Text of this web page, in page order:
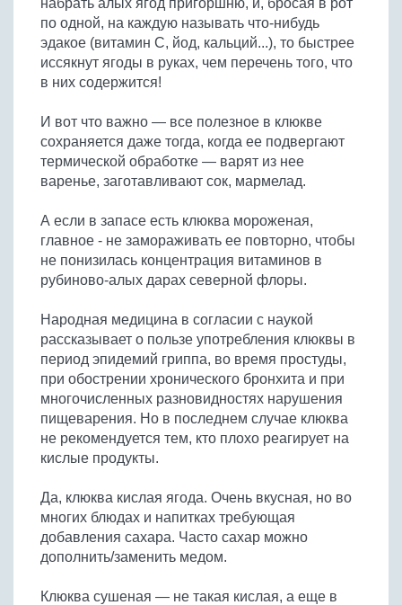
Бобовые
Яйца
Крупы
набрать алых ягод пригоршню, и, бросая в рот
по одной, на каждую называть что-нибудь
эдакое (витамин С, йод, кальций...), то быстрее
иссякнут ягоды в руках, чем перечень того, что
в них содержится!
И вот что важно — все полезное в клюкве
сохраняется даже тогда, когда ее подвергают
термической обработке — варят из нее
варенье, заготавливают сок, мармелад.
А если в запасе есть клюква мороженая,
главное - не замораживать ее повторно, чтобы
не понизилась концентрация витаминов в
рубиново-алых дарах северной флоры.
Народная медицина в согласии с наукой
рассказывает о пользе употребления клюквы в
период эпидемий гриппа, во время простуды,
при обострении хронического бронхита и при
многочисленных разновидностях нарушения
пищеварения. Но в последнем случае клюква
не рекомендуется тем, кто плохо реагирует на
кислые продукты.
Да, клюква кислая ягода. Очень вкусная, но во
многих блюдах и напитках требующая
добавления сахара. Часто сахар можно
дополнить/заменить медом.
Клюква сушеная — не такая кислая, а еще в